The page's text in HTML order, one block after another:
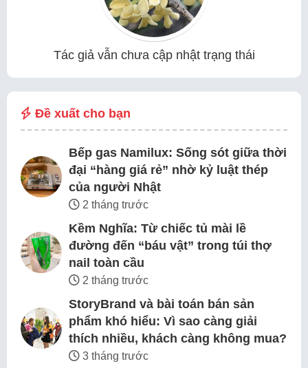
Tác giả vẫn chưa cập nhật trạng thái
Đề xuất cho bạn
Bếp gas Namilux: Sống sót giữa thời
đại “hàng giá rẻ” nhờ kỷ luật thép
của người Nhật
2 tháng trước
Kềm Nghĩa: Từ chiếc tủ mài lề
đường đến “báu vật” trong túi thợ
nail toàn cầu
2 tháng trước
StoryBrand và bài toán bán sản
phẩm khó hiểu: Vì sao càng giải
thích nhiều, khách càng không mua?
3 tháng trước